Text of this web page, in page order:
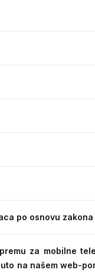
po osnovu
za mobilne
na našem web-